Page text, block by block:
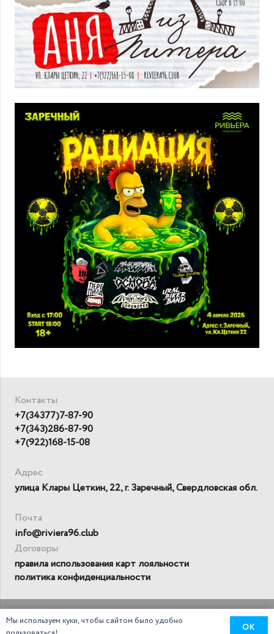
Контакты
+7(34377)7-87-90
+7(343)286-87-90
+7(922)168-15-08
Адрес
улица Клары Цеткин, 22, г. Заречный, Свердловская обл.
Почта
info@riviera96.club
Договоры
правила использования карт лояльности
политика конфиденциальности
© 2026 ЦСР Групп
Мы используем куки, чтобы сайтом было удобно
OK